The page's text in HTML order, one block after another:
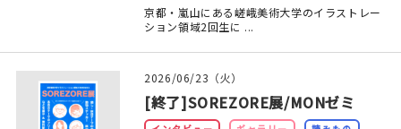
お買い物ガイド
京都・嵐山にある嵯峨美術大学のイラストレー
ション領域2回生に ...
2026/06/23（火）
[終了]SOREZORE展/MONゼミ